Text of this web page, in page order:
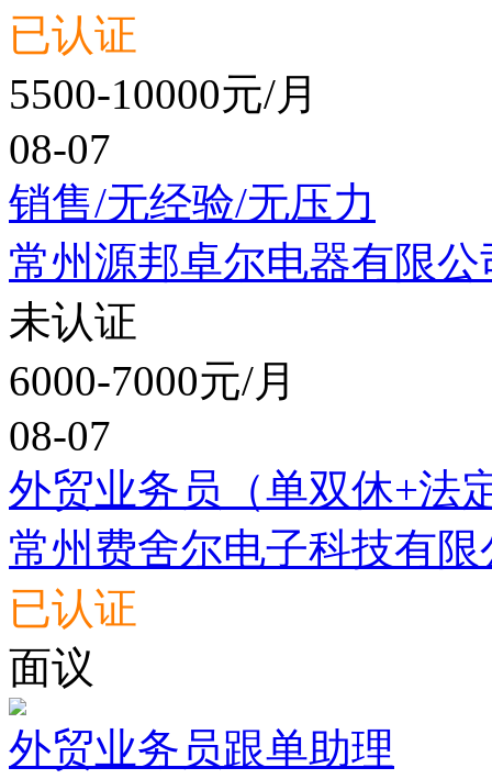
已认证
5500-10000元/月
08-07
销售/无经验/无压力
常州源邦卓尔电器有限公
未认证
6000-7000元/月
08-07
外贸业务员（单双休+法
常州费舍尔电子科技有限
已认证
面议
外贸业务员跟单助理